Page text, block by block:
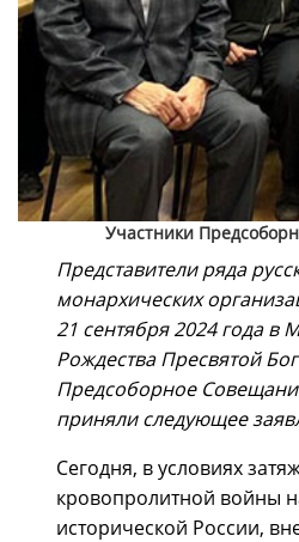
Участники
Представители ряда
монархических
21 сентября 2024 года в
Рождества Пресвятой
Предсоборное
приняли следующее
Сегодня, в условиях
кровопролитной войны
исторической России,